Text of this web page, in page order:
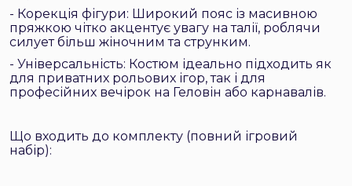
- Корекція фігури: Широкий пояс із масивною
пряжкою чітко акцентує увагу на талії, роблячи
силует більш жіночним та струнким.
- Універсальність: Костюм ідеально підходить як
для приватних рольових ігор, так і для
професійних вечірок на Геловін або карнавалів.
Що входить до комплекту (повний ігровий
набір):